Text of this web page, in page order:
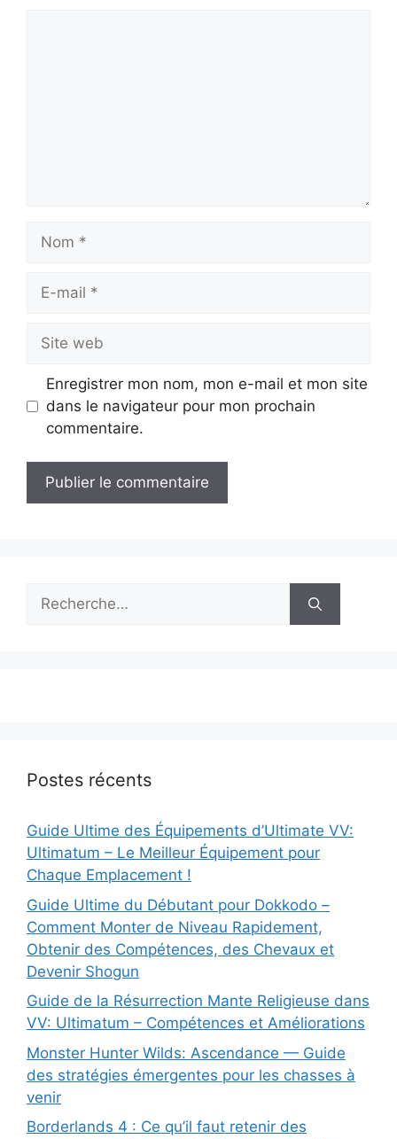
mail
web
Enregistrer mon nom, mon e-mail et mon site
dans le navigateur pour mon prochain
commentaire.
Rechercher :
Postes récents
Guide Ultime des Équipements d’Ultimate VV:
Ultimatum – Le Meilleur Équipement pour
Chaque Emplacement !
Guide Ultime du Débutant pour Dokkodo –
Comment Monter de Niveau Rapidement,
Obtenir des Compétences, des Chevaux et
Devenir Shogun
Guide de la Résurrection Mante Religieuse dans
VV: Ultimatum – Compétences et Améliorations
Monster Hunter Wilds: Ascendance — Guide
des stratégies émergentes pour les chasses à
venir
Borderlands 4 : Ce qu’il faut retenir des